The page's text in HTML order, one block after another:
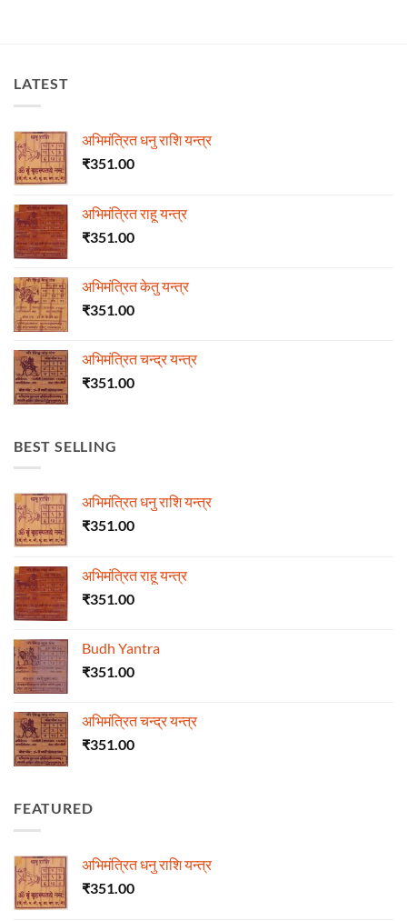
LATEST
अभिमंत्रित धनु राशि यन्त्र
₹351.00
अभिमंत्रित राहू यन्त्र
₹351.00
अभिमंत्रित केतु यन्त्र
₹351.00
अभिमंत्रित चन्द्र यन्त्र
₹351.00
BEST SELLING
अभिमंत्रित धनु राशि यन्त्र
₹351.00
अभिमंत्रित राहू यन्त्र
₹351.00
Budh Yantra
₹351.00
अभिमंत्रित चन्द्र यन्त्र
₹351.00
FEATURED
अभिमंत्रित धनु राशि यन्त्र
₹351.00